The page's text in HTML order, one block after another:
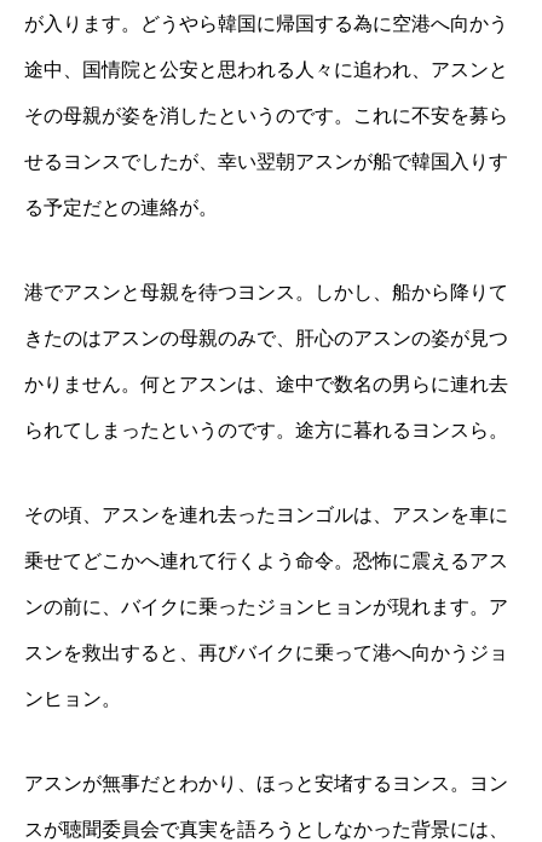
が入ります。どうやら韓国に帰国する為に空港へ向かう
途中、国情院と公安と思われる人々に追われ、アスンと
その母親が姿を消したというのです。これに不安を募ら
せるヨンスでしたが、幸い翌朝アスンが船で韓国入りす
る予定だとの連絡が。
港でアスンと母親を待つヨンス。しかし、船から降りて
きたのはアスンの母親のみで、肝心のアスンの姿が見つ
かりません。何とアスンは、途中で数名の男らに連れ去
られてしまったというのです。途方に暮れるヨンスら。
その頃、アスンを連れ去ったヨンゴルは、アスンを車に
乗せてどこかへ連れて行くよう命令。恐怖に震えるアス
ンの前に、バイクに乗ったジョンヒョンが現れます。ア
スンを救出すると、再びバイクに乗って港へ向かうジョ
ンヒョン。
アスンが無事だとわかり、ほっと安堵するヨンス。ヨン
スが聴聞委員会で真実を語ろうとしなかった背景には、